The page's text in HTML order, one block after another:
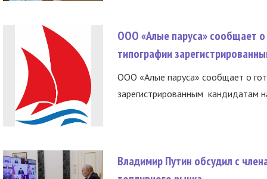
ООО «Алые паруса» сообщает о
типографии
ООО «Алые паруса» сообщает о
зарегистрированным кандидатам
Владимир Путин обсудил с